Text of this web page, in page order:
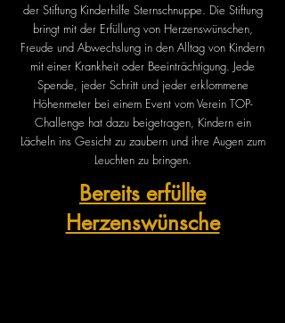
der Stiftung Kinderhilfe Sternschnuppe. Die Stiftung
bringt mit der Erfüllung von Herzenswünschen,
Freude und Abwechslung in den Alltag von Kindern
mit einer Krankheit oder Beeinträchtigung. Jede
Spende, jeder Schritt und jeder erklommene
Höhenmeter bei einem Event vom Verein TOP-
Challenge hat dazu beigetragen, Kindern ein
Lächeln ins Gesicht zu zaubern und ihre Augen zum
Leuchten zu bringen.
Bereits erfüllte
Herzenswünsche
Lorenzo trifft den Esel